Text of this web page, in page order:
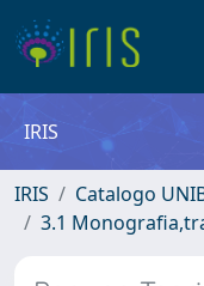
IRIS
IRIS Catalogo
3.1